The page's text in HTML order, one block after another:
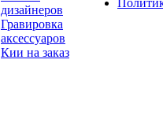
дизайнеров
Гравировка
аксессуаров
Кии на заказ